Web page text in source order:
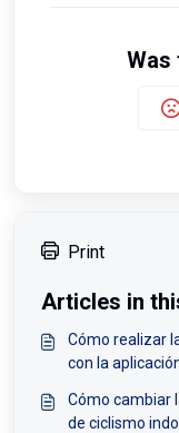
Was
Print
Articles in
Cómo realizar
con la
Cómo cambiar
de ciclismo